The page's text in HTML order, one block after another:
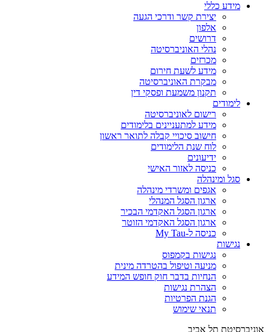
מידע כללי
יצירת קשר ודרכי הגעה
אלפון
דרושים
נהלי האוניברסיטה
מכרזים
מידע לשעת חירום
מבקרת האוניברסיטה
תקנון משמעת ופסקי דין
לימודים
רישום לאוניברסיטה
מידע למתעניינים בלימודים
חישוב סיכויי קבלה לתואר ראשון
לוח שנת הלימודים
ידיעונים
כניסה לאזור האישי
סגל ומינהלה
אגפים ומשרדי מינהלה
ארגון הסגל המנהלי
ארגון הסגל האקדמי הבכיר
ארגון הסגל האקדמי הזוטר
כניסה ל-My Tau
נגישות
נגישות בקמפוס
מניעה וטיפול בהטרדה מינית
הנחיות בדבר חוק חופש המידע
הצהרת נגישות
הגנת הפרטיות
תנאי שימוש
אוניברסיטת תל אביב